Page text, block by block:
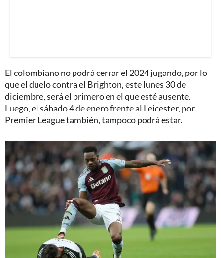
El colombiano no podrá cerrar el 2024 jugando, por lo
que el duelo contra el Brighton, este lunes 30 de
diciembre, será el primero en el que esté ausente.
Luego, el sábado 4 de enero frente al Leicester, por
Premier League también, tampoco podrá estar.